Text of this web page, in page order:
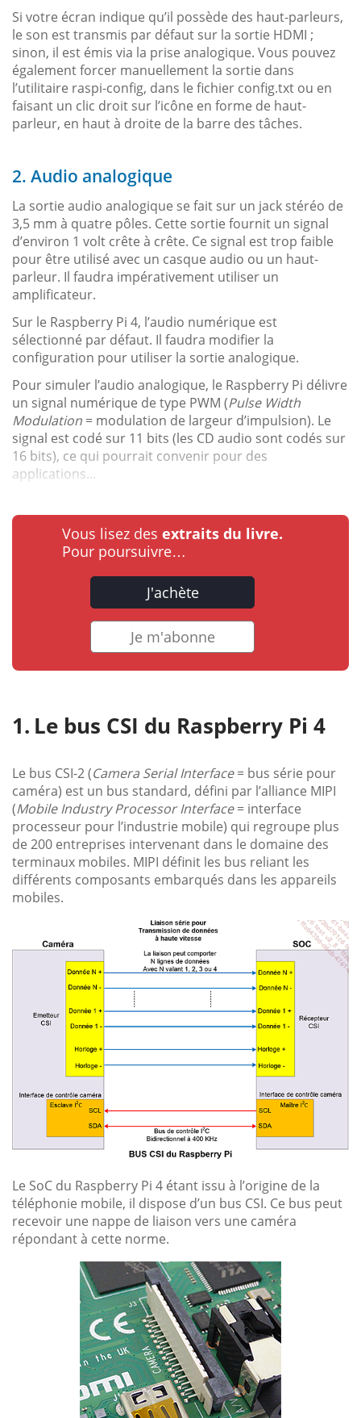
Si votre écran indique qu’il possède des haut-parleurs,
le son est transmis par défaut sur la sortie HDMI ;
sinon, il est émis via la prise analogique. Vous pouvez
également forcer manuellement la sortie dans
l’utilitaire raspi-config, dans le fichier config.txt ou en
faisant un clic droit sur l’icône en forme de haut-
parleur, en haut à droite de la barre des tâches.
2. Audio analogique
La sortie audio analogique se fait sur un jack stéréo de
3,5 mm à quatre pôles. Cette sortie fournit un signal
d’environ 1 volt crête à crête. Ce signal est trop faible
pour être utilisé avec un casque audio ou un haut-
parleur. Il faudra impérativement utiliser un
amplificateur.
Sur le Raspberry Pi 4, l’audio numérique est
sélectionné par défaut. Il faudra modifier la
configuration pour utiliser la sortie analogique.
Pour simuler l’audio analogique, le Raspberry Pi délivre
un signal numérique de type PWM (Pulse Width
Modulation = modulation de largeur d’impulsion). Le
signal est codé sur 11 bits (les CD audio sont codés sur
16 bits), ce qui pourrait convenir pour des
applications...
Vous lisez des extraits du livre.
Pour poursuivre…
J'achète
Je m'abonne
Le bus CSI du Raspberry Pi 4
Le bus CSI-2 (Camera Serial Interface= bus série pour
caméra) est un bus standard, défini par l’alliance MIPI
(Mobile Industry Processor Interface= interface
processeur pour l’industrie mobile) qui regroupe plus
de 200 entreprises intervenant dans le domaine des
terminaux mobiles. MIPI définit les bus reliant les
différents composants embarqués dans les appareils
mobiles.
Le SoC du Raspberry Pi 4 étant issu à l’origine de la
téléphonie mobile, il dispose d’un bus CSI. Ce bus peut
recevoir une nappe de liaison vers une caméra
répondant à cette norme.